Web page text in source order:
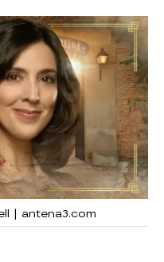
| antena3.com